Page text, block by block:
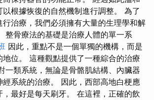
以根據恢復的自然機制進行調整。 為了
治療，我們必須擁有大量的生理學和解
整骨療法的基礎是治療人體的單一系
因此，重點不是一個單獨的機構，而是
位。 這種觀點提供了一種綜合的治療
一類系統，無論是骨骼肌結構、內臟器
系統的治療。 因此，西部高地白梗應
最好是每天刷牙。 在這裡，正確的飲